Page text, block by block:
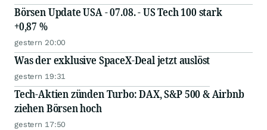
Börsen Update USA - 07.08. - US Tech 100 stark
+0,87 %
gestern 20:00
Was der exklusive SpaceX-Deal jetzt auslöst
gestern 19:31
Tech-Aktien zünden Turbo: DAX, S&P 500 & Airbnb
ziehen Börsen hoch
gestern 17:50